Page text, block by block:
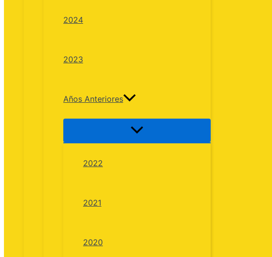
2024
2023
Años Anteriores
2022
2021
2020